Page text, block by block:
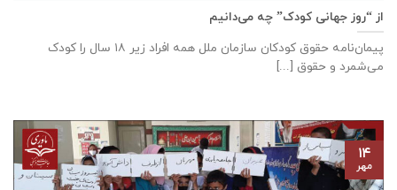
از “روز جهانی کودک” چه می‌دانیم
پیمان‌نامه‌ حقوق کودکان سازمان ملل همه‌ افراد زیر ۱۸ سال را کودک
می‌شمرد و حقوق [...]
۱۴
مهر